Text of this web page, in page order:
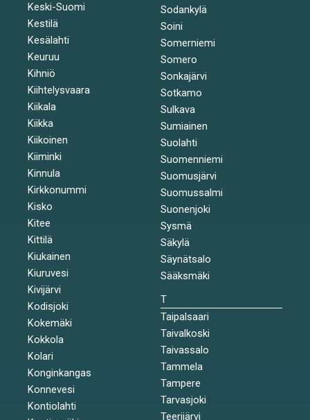
Keski-Suomi
Kestilä
Kesälahti
Keuruu
Kihniö
Kiihtelysvaara
Kiikala
Kiikka
Kiikoinen
Kiiminki
Kinnula
Kirkkonummi
Kisko
Kitee
Kittilä
Kiukainen
Kiuruvesi
Kivijärvi
Kodisjoki
Kokemäki
Kokkola
Kolari
Konginkangas
Konnevesi
Kontiolahti
Sodankylä
Soini
Somerniemi
Somero
Sonkajärvi
Sotkamo
Sulkava
Sumiainen
Suolahti
Suomenniemi
Suomusjärvi
Suomussalmi
Suonenjoki
Sysmä
Säkylä
Säynätsalo
Sääksmäki
T
Taipalsaari
Taivalkoski
Taivassalo
Tammela
Tampere
Tarvasjoki
Teerijärvi